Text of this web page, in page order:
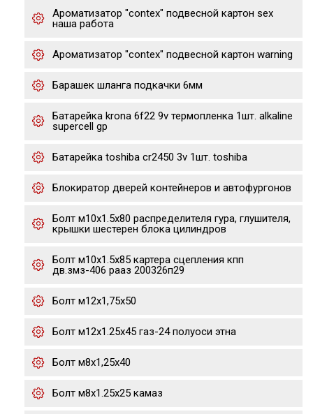
Ароматизатор "contex" подвесной картон sex
наша работа
Ароматизатор "contex" подвесной картон warning
Барашек шланга подкачки 6мм
Батарейка krona 6f22 9v термопленка 1шт. alkaline
supercell gp
Батарейка toshiba cr2450 3v 1шт. toshiba
Блокиратор дверей контейнеров и автофургонов
Болт м10х1.5х80 распределителя гура, глушителя,
крышки шестерен блока цилиндров
Болт м10х1.5х85 картера сцепления кпп
дв.змз-406 рааз 200326п29
Болт м12х1,75х50
Болт м12х1.25х45 газ-24 полуоси этна
Болт м8х1,25х40
Болт м8х1.25х25 камаз